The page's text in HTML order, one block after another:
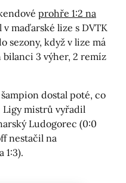
prohře 1:2 na
maďarské lize s DVTK
sezony, když v lize má
bilanci 3 výher, 2 remíz
dostal poté, co
Ligy mistrů vyřadil
Ludogorec (0:0
nestačil na
1:3).